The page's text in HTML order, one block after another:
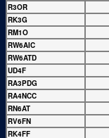
R3OR
RK3G
RM1O
RW6AIC
RW6ATD
UD4F
RA3PDG
RA4NCC
RN6AT
RV6FN
RK4FF